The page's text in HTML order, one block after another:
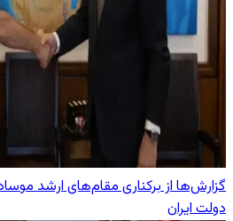
گزارش‌ها از برکناری مقام‌های ارشد
دولت ایران